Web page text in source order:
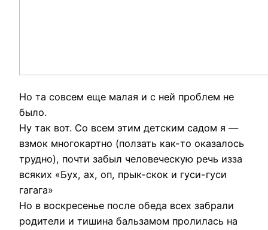
Но та совсем еще малая и с ней проблем не
было.
Ну так вот. Со всем этим детским садом я —
взмок многокартно (ползать как-то оказалось
трудно), почти забыл человеческую речь изза
всяких «Бух, ах, оп, прык-скок и гуси-гуси
гагага»
Но в воскресенье после обеда всех забрали
родители и тишина бальзамом пролилась на